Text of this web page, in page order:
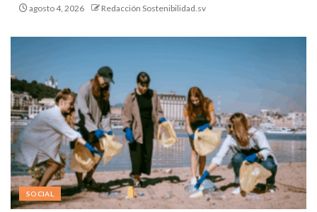
agosto 4, 2026 Redacción Sostenibilidad.sv
SOCIAL